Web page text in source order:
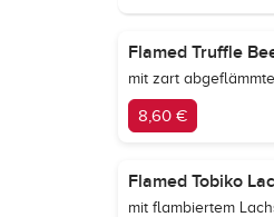
Flamed Truffle
mit zart
8,60 €
Flamed Tobiko
mit flambiertem